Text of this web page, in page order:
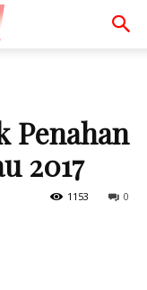
Penahan
2017
0
1153